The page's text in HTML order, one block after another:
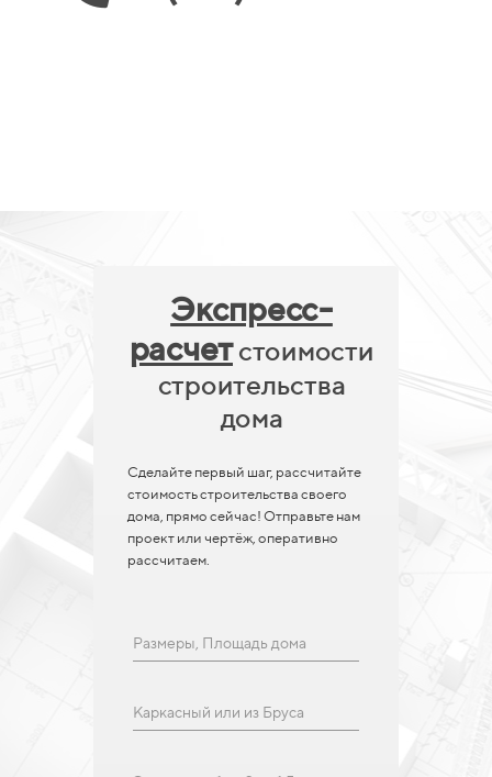
Экспресс-
расчетстоимости
строительства
дома
Сделайте первый шаг, рассчитайте
стоимость строительства своего
дома, прямо сейчас! Отправьте нам
проект или чертёж, оперативно
рассчитаем.
Размеры, Площадь дома
Каркасный или из Бруса